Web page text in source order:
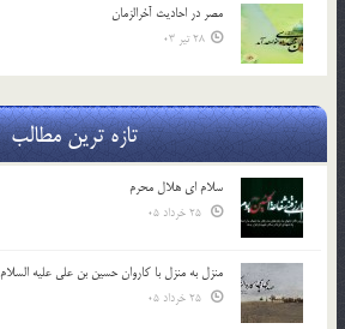
مصر در احادیث آخرالزمان
28 تیر 03
تازه ترین مطالب
سلام ای هلال محرم
منزل به منزل با کاروان حسین بن علی علیه السلام